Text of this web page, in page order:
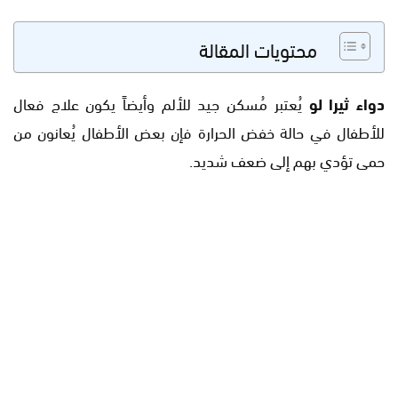
محتويات المقالة
دواء ثيرا لو يُعتبر مُسكن جيد للألم وأيضاً يكون علاج فعال
للأطفال في حالة خفض الحرارة فإن بعض الأطفال يُعانون من
حمى تؤدي بهم إلى ضعف شديد.